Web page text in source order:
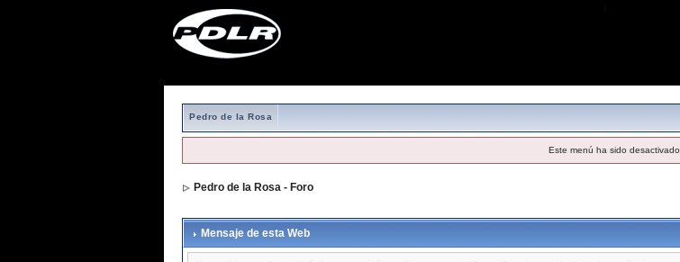
Pedro de la Rosa
Este menú ha sido desactivado
Pedro de la Rosa - Foro
Mensaje de esta Web